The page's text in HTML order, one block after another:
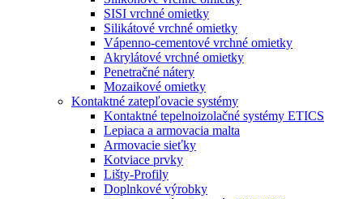
SISI vrchné omietky
Silikátové vrchné omietky
Vápenno-cementové vrchné omietky
Akrylátové vrchné omietky
Penetračné nátery
Mozaikové omietky
Kontaktné zatepľovacie systémy
Kontaktné tepelnoizolačné systémy ETICS
Lepiaca a armovacia malta
Armovacie sieťky
Kotviace prvky
Lišty-Profily
Doplnkové výrobky